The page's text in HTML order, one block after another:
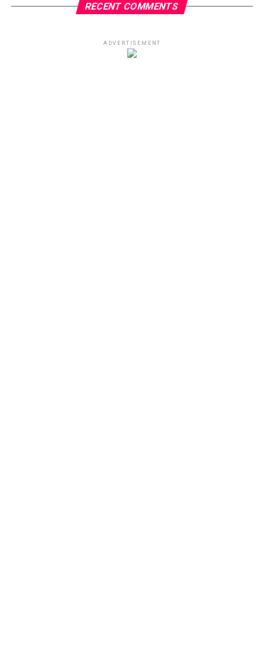
RECENT COMMENTS
ADVERTISEMENT